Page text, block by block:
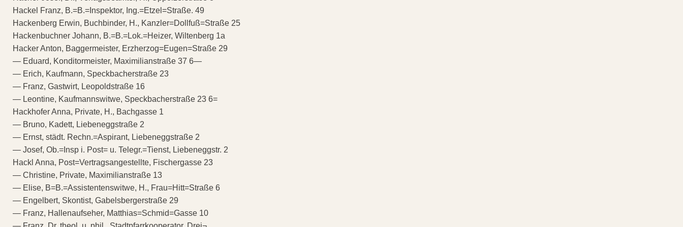
Hackel Franz, B.=B.=Inspektor, Ing.=Etzel=Straße. 49
Hackenberg Erwin, Buchbinder, H., Kanzler=Dollfuß=Straße 25
Hackenbuchner Johann, B.=B.=Lok.=Heizer, Wiltenberg 1a
Hacker Anton, Baggermeister, Erzherzog=Eugen=Straße 29
— Eduard, Konditormeister, Maximilianstraße 37 6—
— Erich, Kaufmann, Speckbacherstraße 23
— Franz, Gastwirt, Leopoldstraße 16
— Leontine, Kaufmannswitwe, Speckbacherstraße 23 6=
Hackhofer Anna, Private, H., Bachgasse 1
— Bruno, Kadett, Liebeneggstraße 2
— Ernst, städt. Rechn.=Aspirant, Liebeneggstraße 2
— Josef, Ob.=Insp i. Post= u. Telegr.=Tienst, Liebeneggstr. 2
Hackl Anna, Post=Vertragsangestellte, Fischergasse 23
— Christine, Private, Maximilianstraße 13
— Elise, B=B.=Assistentenswitwe, H., Frau=Hitt=Straße 6
— Engelbert, Skontist, Gabelsbergerstraße 29
— Franz, Hallenaufseher, Matthias=Schmid=Gasse 10